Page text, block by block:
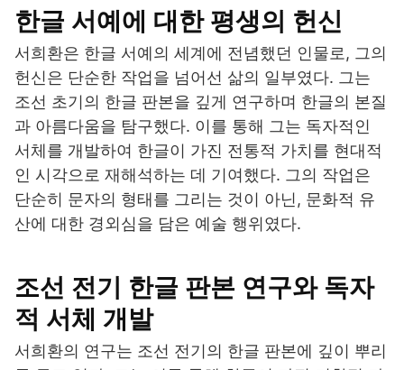
한글 서예에 대한 평생의 헌신
서희환은 한글 서예의 세계에 전념했던 인물로, 그의
헌신은 단순한 작업을 넘어선 삶의 일부였다. 그는
조선 초기의 한글 판본을 깊게 연구하며 한글의 본질
과 아름다움을 탐구했다. 이를 통해 그는 독자적인
서체를 개발하여 한글이 가진 전통적 가치를 현대적
인 시각으로 재해석하는 데 기여했다. 그의 작업은
단순히 문자의 형태를 그리는 것이 아닌, 문화적 유
산에 대한 경외심을 담은 예술 행위였다.
조선 전기 한글 판본 연구와 독자
적 서체 개발
서희환의 연구는 조선 전기의 한글 판본에 깊이 뿌리